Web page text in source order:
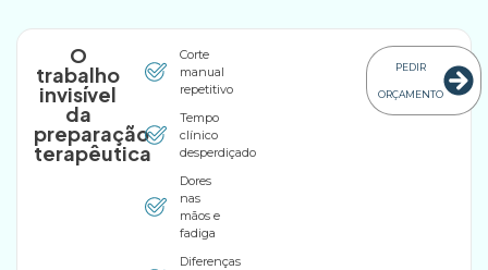
O
trabalho
invisível
da
preparação
terapêutica
Corte
manual
repetitivo
Tempo
clínico
desperdiçado
Dores
nas
mãos e
fadiga
Diferenças
PEDIR
ORÇAMENTO